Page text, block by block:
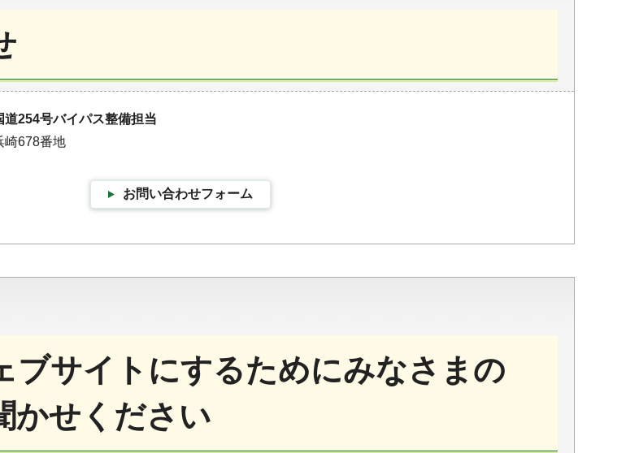
道254号バイパス整備担当
崎678番地
お問い合わせフォーム
ブサイトにするためにみなさまの
かせください